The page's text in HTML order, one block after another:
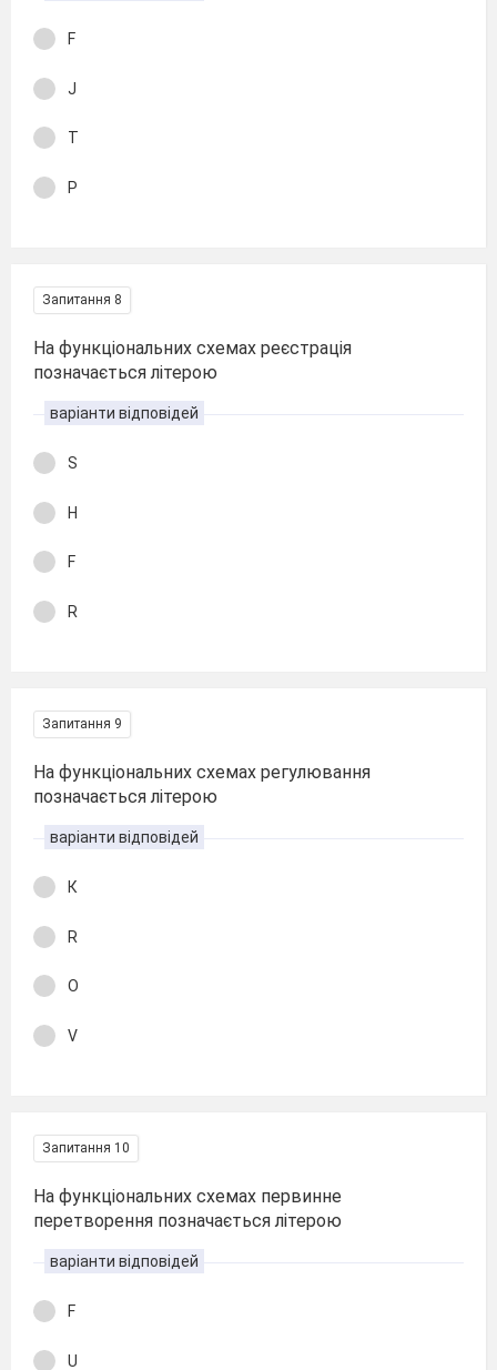
F
J
T
P
Запитання 8
На функціональних схемах реєстрація
позначається літерою
варіанти відповідей
S
H
F
R
Запитання 9
На функціональних схемах регулювання
позначається літерою
варіанти відповідей
К
R
O
V
Запитання 10
На функціональних схемах первинне
перетворення позначається літерою
варіанти відповідей
F
U